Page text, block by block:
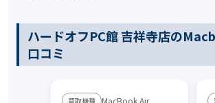
ハードオフPC館 吉祥寺店の
口コミ